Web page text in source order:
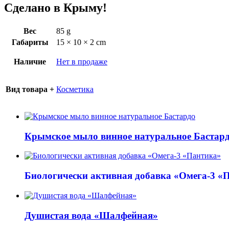
Сделано в Крыму!
Вес
85 g
Габариты
15 × 10 × 2 cm
Наличие Нет в продаже
Вид товара + Косметика
Крымское мыло винное натуральное
Биологически активная добавка «Омега-3
Душистая вода «Шалфейная»